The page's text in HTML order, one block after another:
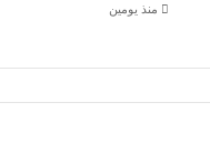
منذ يومين